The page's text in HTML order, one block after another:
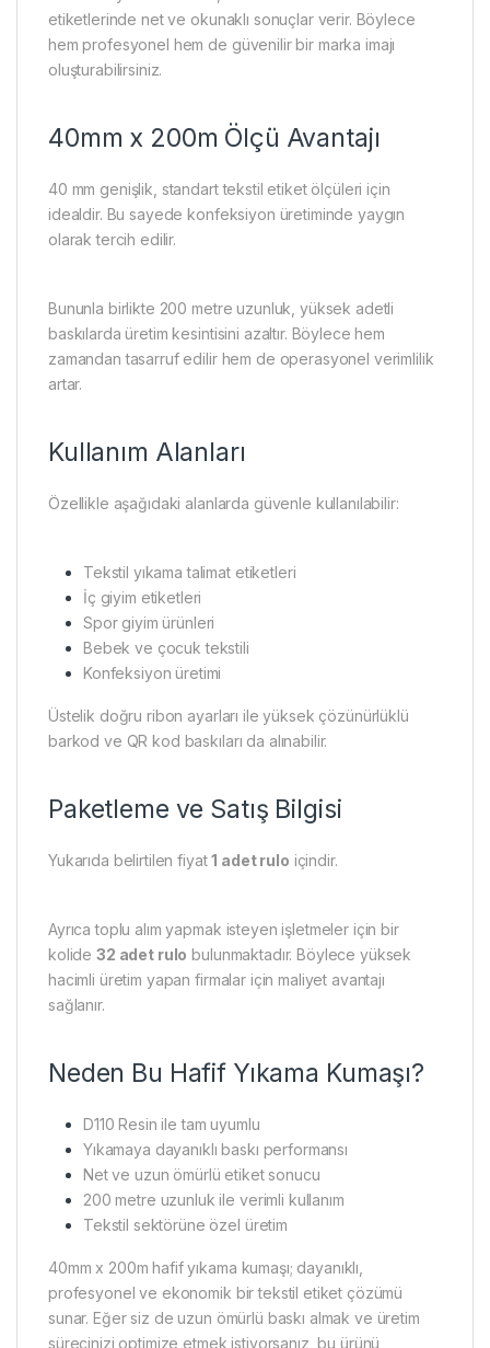
etiketlerinde net ve okunaklı sonuçlar verir. Böylece
hem profesyonel hem de güvenilir bir marka imajı
oluşturabilirsiniz.
40mm x 200m Ölçü Avantajı
40 mm genişlik, standart tekstil etiket ölçüleri için
idealdir. Bu sayede konfeksiyon üretiminde yaygın
olarak tercih edilir.
Bununla birlikte 200 metre uzunluk, yüksek adetli
baskılarda üretim kesintisini azaltır. Böylece hem
zamandan tasarruf edilir hem de operasyonel verimlilik
artar.
Kullanım Alanları
Özellikle aşağıdaki alanlarda güvenle kullanılabilir:
Tekstil yıkama talimat etiketleri
İç giyim etiketleri
Spor giyim ürünleri
Bebek ve çocuk tekstili
Konfeksiyon üretimi
Üstelik doğru ribon ayarları ile yüksek çözünürlüklü
barkod ve QR kod baskıları da alınabilir.
Paketleme ve Satış Bilgisi
Yukarıda belirtilen fiyat1 adet rulo içindir.
Ayrıca toplu alım yapmak isteyen işletmeler için bir
kolide32 adet rulo bulunmaktadır. Böylece yüksek
hacimli üretim yapan firmalar için maliyet avantajı
sağlanır.
Neden Bu Hafif Yıkama Kumaşı?
D110 Resin ile tam uyumlu
Yıkamaya dayanıklı baskı performansı
Net ve uzun ömürlü etiket sonucu
200 metre uzunluk ile verimli kullanım
Tekstil sektörüne özel üretim
40mm x 200m hafif yıkama kumaşı; dayanıklı,
profesyonel ve ekonomik bir tekstil etiket çözümü
sunar. Eğer siz de uzun ömürlü baskı almak ve üretim
sürecinizi optimize etmek istiyorsanız, bu ürünü